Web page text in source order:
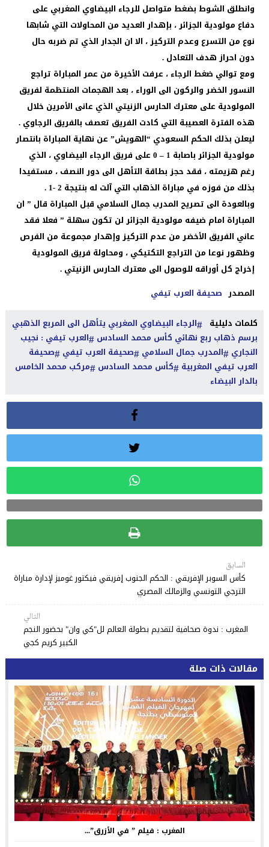
وانطلق الشوط بضغط متواصل للرجاء البيضاوي المغربي على
دفاع مولودية الجزائر ، بإهدار العديد من المحاولات التي شابها
نوع من التسرع وعدم التركيز ، الا ان الجدار الذي تم ضربه حال
دون احراز هدف التعادل .
ومع توالي ضغط الرجاء ، عرفت الأخيرة من عمر المباراة تراجع
النسور الخضر والركون الى الوراء ، بعد الهجمات المنتظمة لفريق
المولودية على معترك الحارس الزنيتي الذي عانى الأمرين خلال
هذه الفترة العصيبة التي كادت الفريق تعصف بالفريق الرجاوي .
ليعلن بذلك الحكم السعودي “الهويش” عن نهاية المباراة بانتصار
مولودية الجزائر باصابة 1 – 0 على فريق الرجاء البيضاوي ، الذي
رغم هزيمته ، فقد حجز بطاقة التأهل الى دور النصف ، مستفيدا
بذلك من فوزه في مباراة الذهاب التي آلت له بنتيجة 2 -1 .
وبالعودة الى تصريح المدرب جمال السلامي قبل المباراة قال ” ان
المباراة امام ضيفه مولودية الجزائر لن تكون سهلة ” فعلا فقد
عاني الفريق الأخضر من عدم التركيز وإهدار مجموعة من الفرص
وظهور نوعا من التراجع التكتيكي ، ومحاولة فريق المولودية
إخراج كل أوراقه للوصول الى معترك الحارس الزنيتي .
المصدر صحيفة العرب تيفي
كلمات دليلية
الرجاء البيضاوي المغربي يتأهل الى المربع الذهبي
برسم ذهاب ربع نهائي كأس محمد السادس العرب تيفي : نجيب
النجاري المدرب جمال السلامي صحيفة العرب تيفي صحيفة
العرب تيفي المغربية كأس محمد السادس مركب محمد الخامس
بالدار البيضاء
السابق
كأس السوبر الإفريقي : الحكم الجنوب إفريقي فيكتور غوميز لإدارة مباراة
الترجي التونسي والزمالك المصري
التالي
المغرب : ندوة صحافية لتقديم بطولة العالم لل"كي وان" بحضور النجم
الكبير كريم كجي
مقالات ذات صلة
المغرب : فيلم ” في الأزرق”...